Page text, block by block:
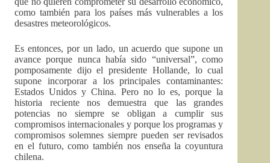
como también para los países más vulnerables a los
desastres meteorológicos.
Es entonces, por un lado, un acuerdo que supone un
avance porque nunca había sido “universal”, como
pomposamente dijo el presidente Hollande, lo cual
supone incorporar a los principales contaminantes:
Estados Unidos y China. Pero no lo es, porque la
historia reciente nos demuestra que las grandes
potencias no siempre se obligan a cumplir sus
compromisos internacionales y porque los programas y
compromisos solemnes siempre pueden ser revisados
en el futuro, como también nos enseña la coyuntura
chilena.